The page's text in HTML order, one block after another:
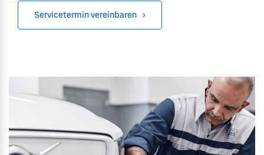
Mehr erfahren
Servicetermin vereinbaren